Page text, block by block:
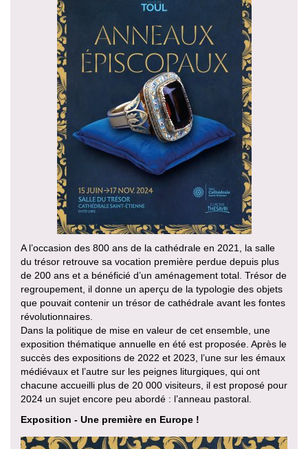
A l’occasion des 800 ans de la cathédrale en 2021, la salle
du trésor retrouve sa vocation première perdue depuis plus
de 200 ans et a bénéficié d’un aménagement total. Trésor de
regroupement, il donne un aperçu de la typologie des objets
que pouvait contenir un trésor de cathédrale avant les fontes
révolutionnaires.
Dans la politique de mise en valeur de cet ensemble, une
exposition thématique annuelle en été est proposée. Après le
succès des expositions de 2022 et 2023, l’une sur les émaux
médiévaux et l’autre sur les peignes liturgiques, qui ont
chacune accueilli plus de 20 000 visiteurs, il est proposé pour
2024 un sujet encore peu abordé : l’anneau pastoral.
Exposition - Une première en Europe !